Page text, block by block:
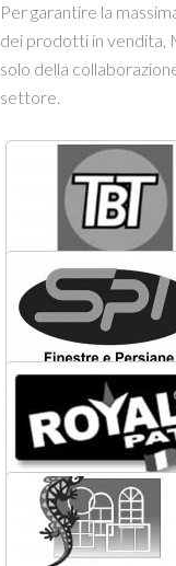
Per garantire la
dei prodotti in vendita,
solo della
settore.